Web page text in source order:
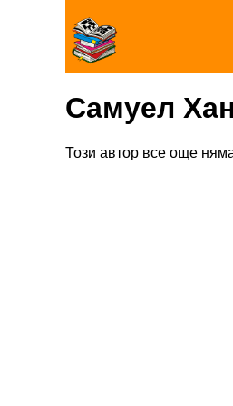
Самуел
Този автор все още